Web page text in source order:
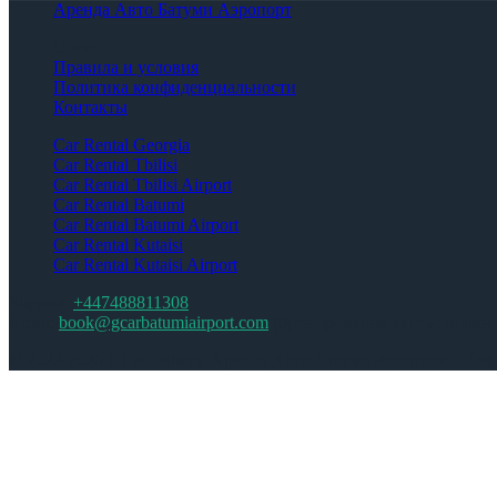
Аренда Авто Батуми Аэропорт
Правила и условия
Политика конфиденциальности
Контакты
Car Rental Georgia
Car Rental Tbilisi
Car Rental Tbilisi Airport
Car Rental Batumi
Car Rental Batumi Airport
Car Rental Kutaisi
Car Rental Kutaisi Airport
+447488811308
book@gcarbatumiairport.com